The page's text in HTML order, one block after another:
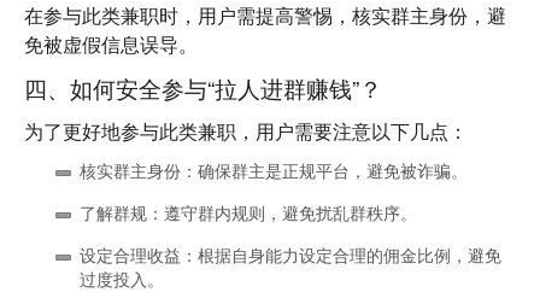
在参与此类兼职时，用户需提高警惕，核实群主身份，避
免被虚假信息误导。
四、如何安全参与“拉人进群赚钱”？
为了更好地参与此类兼职，用户需要注意以下几点：
核实群主身份 ：确保群主是正规平台，避免被诈骗。
了解群规 ：遵守群内规则，避免扰乱群秩序。
设定合理收益 ：根据自身能力设定合理的佣金比例，避免
过度投入。